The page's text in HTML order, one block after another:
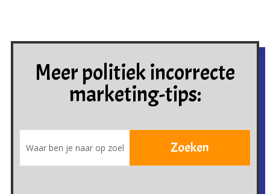
Meer politiek incorrecte
marketing-tips: